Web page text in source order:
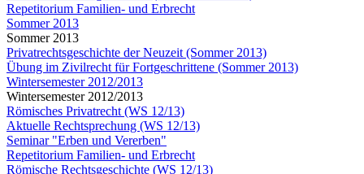
Repetitorium Familien- und Erbrecht
Sommer 2013
Sommer 2013
Privatrechtsgeschichte der Neuzeit (Sommer 2013)
Übung im Zivilrecht für Fortgeschrittene (Sommer 2013)
Wintersemester 2012/2013
Wintersemester 2012/2013
Römisches Privatrecht (WS 12/13)
Aktuelle Rechtsprechung (WS 12/13)
Seminar "Erben und Vererben"
Repetitorium Familien- und Erbrecht
Römische Rechtsgeschichte (WS 12/13)